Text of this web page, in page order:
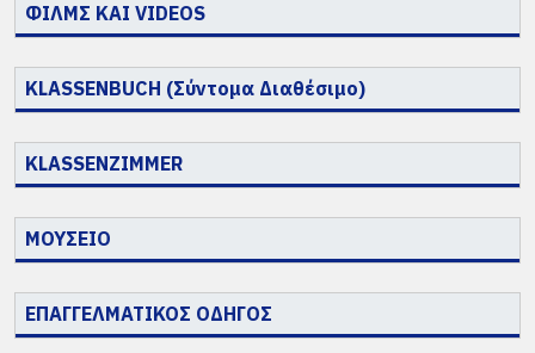
ΦΙΛΜΣ ΚΑΙ VIDEOS
KLASSENBUCH (Σύντομα Διαθέσιμο)
KLASSENZIMMER
ΜΟΥΣΕΙΟ
ΕΠΑΓΓΕΛΜΑΤΙΚΟΣ ΟΔΗΓΟΣ